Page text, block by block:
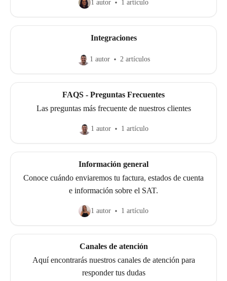
1 autor 1 artículo
Integraciones
1 autor 2 artículos
FAQS - Preguntas Frecuentes
Las preguntas más frecuente de nuestros clientes
1 autor 1 artículo
Información general
Conoce cuándo enviaremos tu factura, estados de cuenta
e información sobre el SAT.
1 autor 1 artículo
Canales de atención
Aquí encontrarás nuestros canales de atención para
responder tus dudas